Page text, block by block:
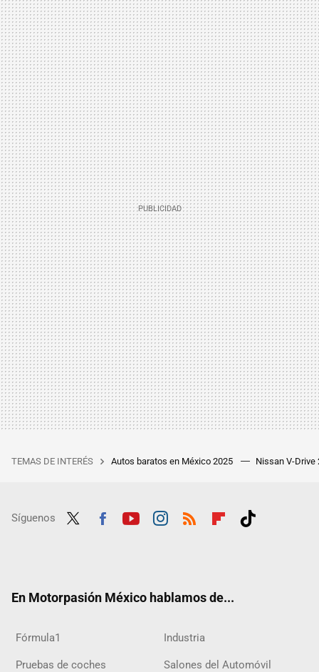
TEMAS DE INTERÉS Autos baratos en México 2025 Nissan V-Drive
Síguenos
En Motorpasión México hablamos de...
Fórmula1 Industria
Pruebas de coches Salones del Automóvil